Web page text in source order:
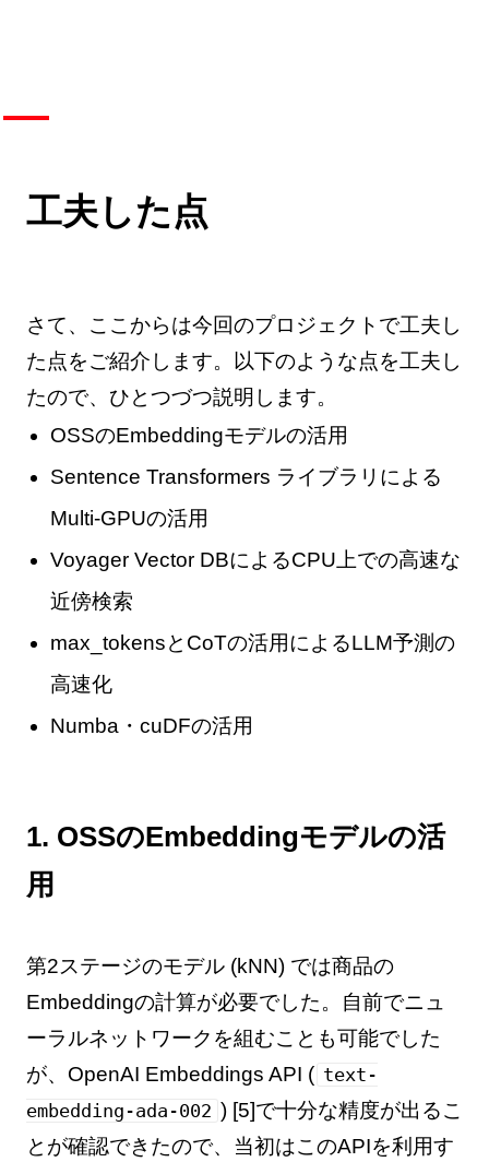
工夫した点
さて、ここからは今回のプロジェクトで工夫し
た点をご紹介します。以下のような点を工夫し
たので、ひとつづつ説明します。
OSSのEmbeddingモデルの活用
Sentence Transformers ライブラリによる
Multi-GPUの活用
Voyager Vector DBによるCPU上での高速な
近傍検索
max_tokensとCoTの活用によるLLM予測の
高速化
Numba・cuDFの活用
1. OSSのEmbeddingモデルの活
用
第2ステージのモデル (kNN) では商品の
Embeddingの計算が必要でした。自前でニュ
ーラルネットワークを組むことも可能でした
が、OpenAI Embeddings API ( text-
embedding-ada-002 ) [5]で十分な精度が出るこ
とが確認できたので、当初はこのAPIを利用す